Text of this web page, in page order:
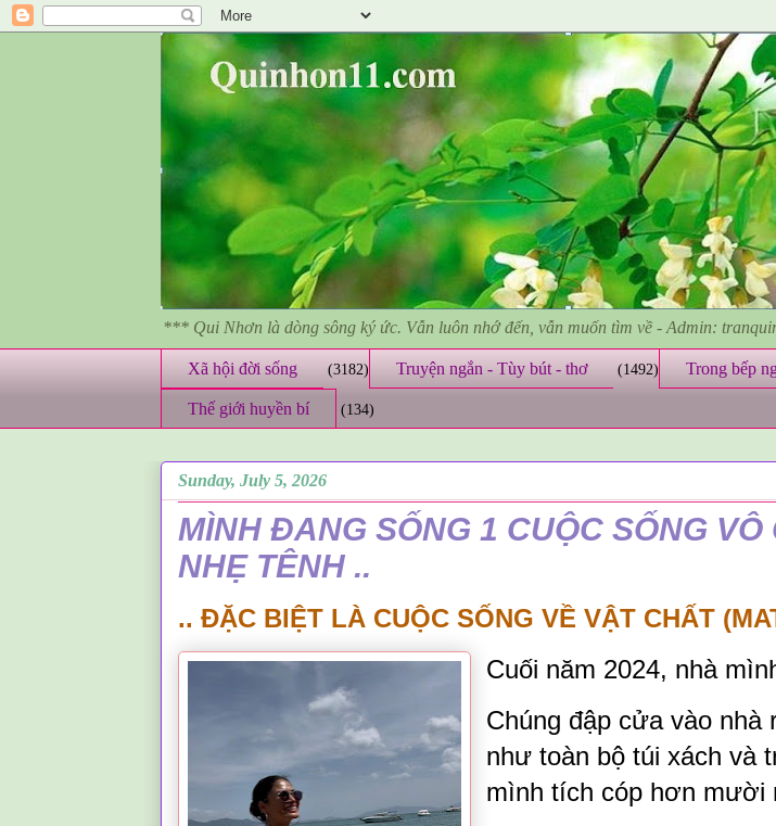
*** Qui Nhơn là dòng sông ký ức. Vẫn luôn nhớ đến, vẫn muốn tìm về - Admin:
Xã hội đời sống (3182) Truyện ngắn - Tùy bút - thơ (1492) Trong bếp
Thế giới huyền bí (134)
Sunday, July 5, 2026
MÌNH ĐANG SỐNG 1 CUỘC SỐNG VÔ
NHẸ TÊNH ..
.. ĐẶC BIỆT LÀ CUỘC SỐNG VỀ VẬT CHẤT
Cuối năm 2024, nhà
Chúng đập cửa vào nhà
như toàn bộ túi xách và
mình tích cóp hơn mười